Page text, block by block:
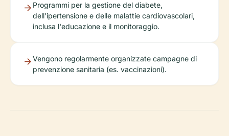
Programmi per la gestione del diabete,
dell'ipertensione e delle malattie cardiovascolari,
inclusa l'educazione e il monitoraggio.
Vengono regolarmente organizzate campagne di
prevenzione sanitaria (es. vaccinazioni).